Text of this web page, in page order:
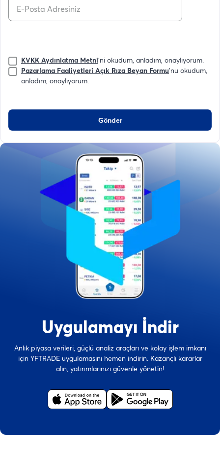
KVKK Aydınlatma Metni'ni okudum, anladım, onaylıyorum.
Pazarlama Faaliyetleri Açık Rıza Beyan Formu'nu okudum,
anladım, onaylıyorum.
Gönder
Uygulamayı İndir
Anlık piyasa verileri, güçlü analiz araçları ve kolay işlem imkanı
için YFTRADE uygulamasını hemen indirin. Kazançlı kararlar
alın, yatırımlarınızı güvenle yönetin!